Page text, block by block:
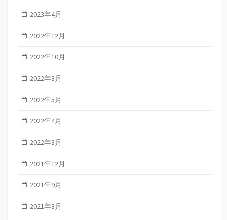
2023年4月
2022年12月
2022年10月
2022年8月
2022年5月
2022年4月
2022年3月
2021年12月
2021年9月
2021年8月